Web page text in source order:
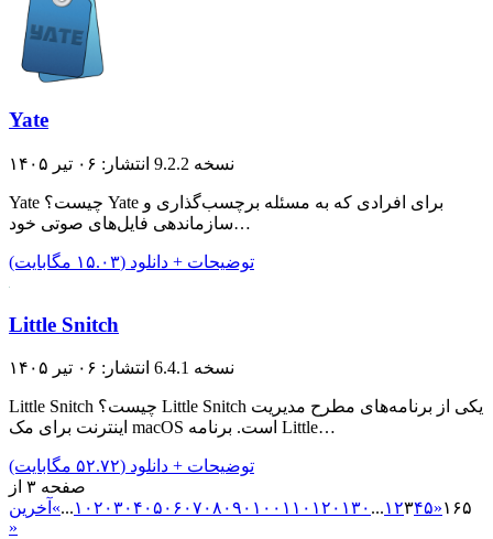
Yate
نسخه 9.2.2 انتشار: ۰۶ تیر ۱۴۰۵
Yate چیست؟ Yate برای افرادی که به مسئله برچسب‌گذاری و
سازماندهی فایل‌های صوتی خود…
توضیحات + دانلود (۱۵.۰۳ مگابایت)
Little Snitch
نسخه 6.4.1 انتشار: ۰۶ تیر ۱۴۰۵
Little Snitch چیست؟ Little Snitch یکی از برنامه‌های مطرح مدیریت
اینترنت برای مک macOS است. برنامه Little…
توضیحات + دانلود (۵۲.۷۲ مگابایت)
صفحه ۳ از
۱۶۵« ۱۲۳۴۵ ... ۱۰۲۰۳۰۴۰۵۰ ۶۰۷۰ ۸۰۹۰ ۱۰۰ ۱۱۰ ۱۲۰ ۱۳۰ ...
» آخرین
»